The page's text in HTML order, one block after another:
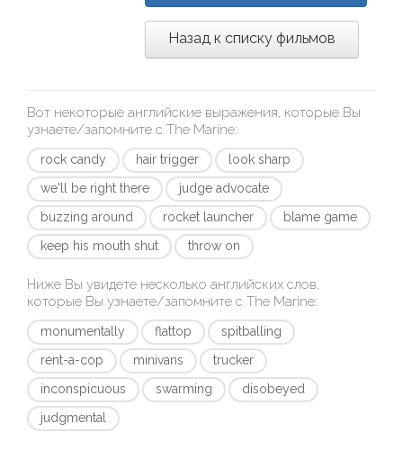
Назад к списку фильмов
Вот некоторые английские выражения, которые Вы
узнаете/запомните с The Marine:
rock candy hair trigger
look sharp
we'll be right there
judge advocate
buzzing around
rocket launcher
blame game
keep his mouth shut
throw on
Ниже Вы увидете несколько английских слов,
которые Вы узнаете/запомните с The Marine:
monumentally flattop
spitballing
rent-a-cop
minivans
trucker
inconspicuous
swarming
disobeyed
judgmental